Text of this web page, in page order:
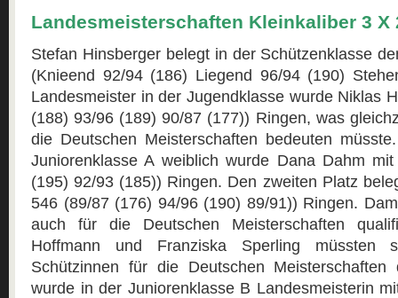
Landesmeisterschaften Kleinkaliber 3 X
Stefan Hinsberger belegt in der Schützenklasse
(Knieend 92/94 (186) Liegend 96/94 (190)
Landesmeister in der Jugendklasse wurde Niklas
(188) 93/96 (189) 90/87 (177)) Ringen, was
die Deutschen Meisterschaften bedeuten
Juniorenklasse A weiblich wurde Dana Dahm
(195) 92/93 (185)) Ringen. Den zweiten Platz
546 (89/87 (176) 94/96 (190) 89/91)) Ringen.
auch für die Deutschen Meisterschaften
Hoffmann und Franziska Sperling müssten
Schützinnen für die Deutschen Meisterschaften
wurde in der Juniorenklasse B Landesmeisterin